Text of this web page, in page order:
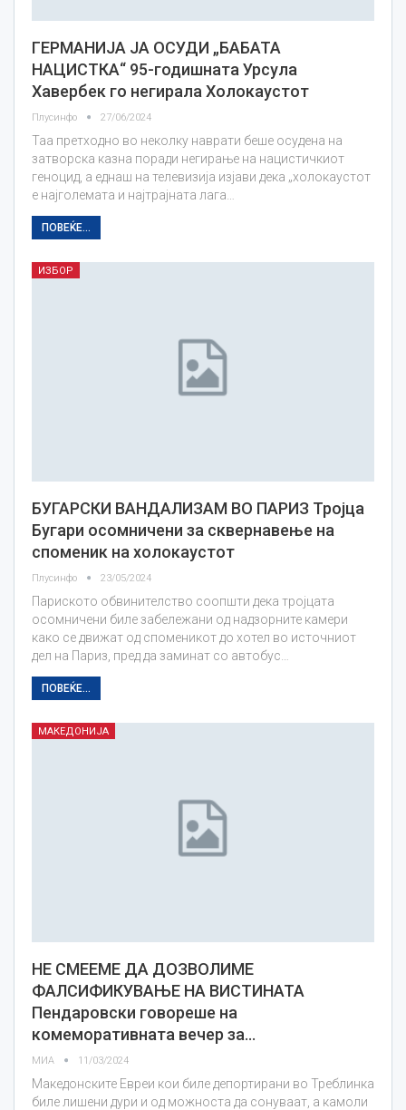
ГЕРМАНИЈА ЈА ОСУДИ „БАБАТА
НАЦИСТКА“ 95-годишната Урсула
Хавербек го негирала Холокаустот
Плусинфо 27/06/2024
Таа претходно во неколку наврати беше осудена на
затворска казна поради негирање на нацистичкиот
геноцид, а еднаш на телевизија изјави дека „холокаустот
е најголемата и најтрајната лага…
ПОВЕЌЕ...
ИЗБОР
БУГАРСКИ ВАНДАЛИЗАМ ВО ПАРИЗ Тројца
Бугари осомничени за сквернавење на
споменик на холокаустот
Плусинфо 23/05/2024
Париското обвинителство соопшти дека тројцата
осомничени биле забележани од надзорните камери
како се движат од споменикот до хотел во источниот
дел на Париз, пред да заминат со автобус…
ПОВЕЌЕ...
МАКЕДОНИЈА
НЕ СМЕЕМЕ ДА ДОЗВОЛИМЕ
ФАЛСИФИКУВАЊЕ НА ВИСТИНАТА
Пендаровски говореше на
комеморативната вечер за…
МИА 11/03/2024
Македонските Евреи кои биле депортирани во Треблинка
биле лишени дури и од можноста да сонуваат, а камоли